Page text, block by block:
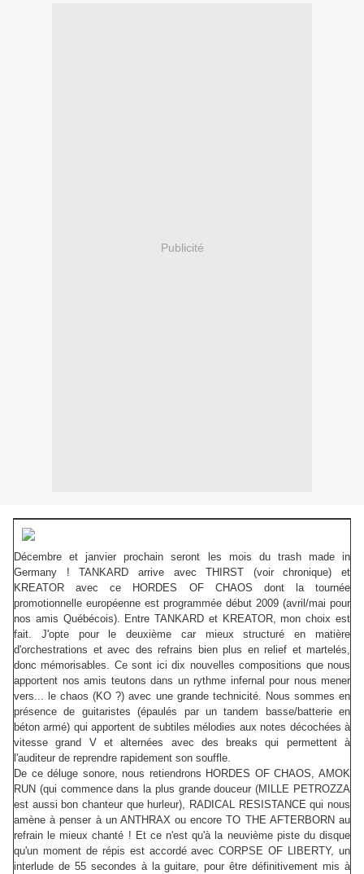
Publicité
Décembre et janvier prochain seront les mois du trash made in
Germany ! TANKARD arrive avec THIRST (voir chronique) et
KREATOR avec ce HORDES OF CHAOS dont la tournée
promotionnelle européenne est programmée début 2009 (avril/mai pour
nos amis Québécois). Entre TANKARD et KREATOR, mon choix est
fait. J'opte pour le deuxième car mieux structuré en matière
d'orchestrations et avec des refrains bien plus en relief et martelés,
donc mémorisables. Ce sont ici dix nouvelles compositions que nous
apportent nos amis teutons dans un rythme infernal pour nous mener
vers... le chaos (KO ?) avec une grande technicité. Nous sommes en
présence de guitaristes (épaulés par un tandem basse/batterie en
béton armé) qui apportent de subtiles mélodies aux notes décochées à
vitesse grand V et alternées avec des breaks qui permettent à
l'auditeur de reprendre rapidement son souffle.
De ce déluge sonore, nous retiendrons HORDES OF CHAOS, AMOK
RUN (qui commence dans la plus grande douceur (MILLE PETROZZA
est aussi bon chanteur que hurleur), RADICAL RESISTANCE qui nous
amène à penser à un ANTHRAX ou encore TO THE AFTERBORN au
refrain le mieux chanté ! Et ce n'est qu'à la neuvième piste du disque
qu'un moment de répis est accordé avec CORPSE OF LIBERTY, un
interlude de 55 secondes à la guitare, pour être définitivement mis à